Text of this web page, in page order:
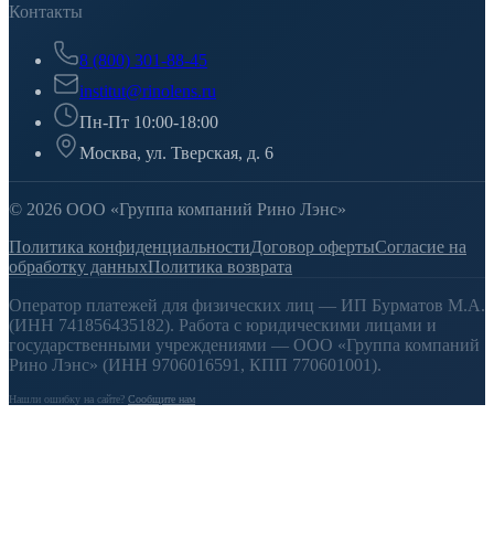
Контакты
8 (800) 301-88-45
institut@rinolens.ru
Пн-Пт 10:00-18:00
Москва, ул. Тверская, д. 6
© 2026 ООО «Группа компаний Рино Лэнс»
Политика конфиденциальностиДоговор офертыСогласие на
обработку данныхПолитика возврата
Оператор платежей для физических лиц — ИП Бурматов М.А.
(ИНН 741856435182). Работа с юридическими лицами и
государственными учреждениями — ООО «Группа компаний
Рино Лэнс» (ИНН 9706016591, КПП 770601001).
Нашли ошибку на сайте? Сообщите нам